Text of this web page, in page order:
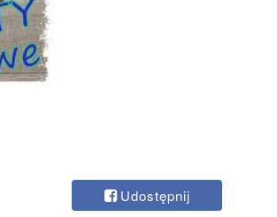
Udostępnij